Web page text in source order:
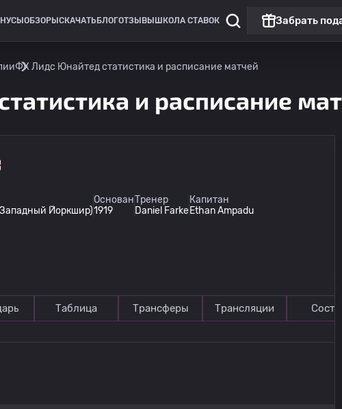
ОБЗОРЫ СКАЧАТЬ БЛОГОТЗЫВЫ ШКОЛА СТАВОК Забрать
ФК Лидс Юнайтед статистика и расписание матчей
и расписание
Йоркшир)
Основан
1919
Тренер
Daniel Farke
Капитан
Ethan Ampadu
Таблица Трансферы Трансляции Состав
Лидс